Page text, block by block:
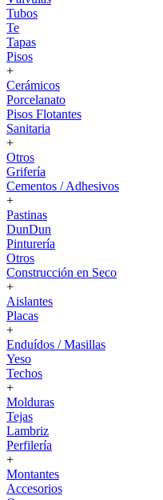
Tubos
Te
Tapas
Pisos
+
Cerámicos
Porcelanato
Pisos Flotantes
Sanitaria
+
Otros
Grifería
Cementos / Adhesivos
+
Pastinas
DunDun
Pinturería
Otros
Construcción en Seco
+
Aislantes
Placas
+
Enduídos / Masillas
Yeso
Techos
+
Molduras
Tejas
Lambriz
Perfilería
+
Montantes
Accesorios